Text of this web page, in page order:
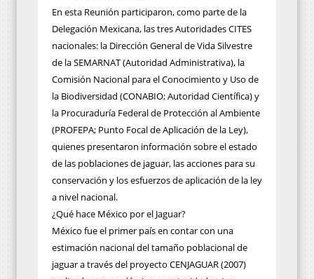
En esta Reunión participaron, como parte de la
Delegación Mexicana, las tres Autoridades CITES
nacionales: la Dirección General de Vida Silvestre
de la SEMARNAT (Autoridad Administrativa), la
Comisión Nacional para el Conocimiento y Uso de
la Biodiversidad (CONABIO; Autoridad Científica) y
la Procuraduría Federal de Protección al Ambiente
(PROFEPA; Punto Focal de Aplicación de la Ley),
quienes presentaron información sobre el estado
de las poblaciones de jaguar, las acciones para su
conservación y los esfuerzos de aplicación de la ley
a nivel nacional.
¿Qué hace México por el Jaguar?
México fue el primer país en contar con una
estimación nacional del tamaño poblacional de
jaguar a través del proyecto CENJAGUAR (2007)